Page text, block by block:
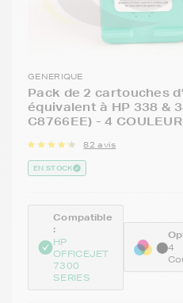
GENERIQUE
Pack de 2 cartouches
équivalent à HP 338 &
C8766EE) - 4
82 avis
EN STOCK
Compatible
:
HP
OFFICEJET
7300
SERIES
4